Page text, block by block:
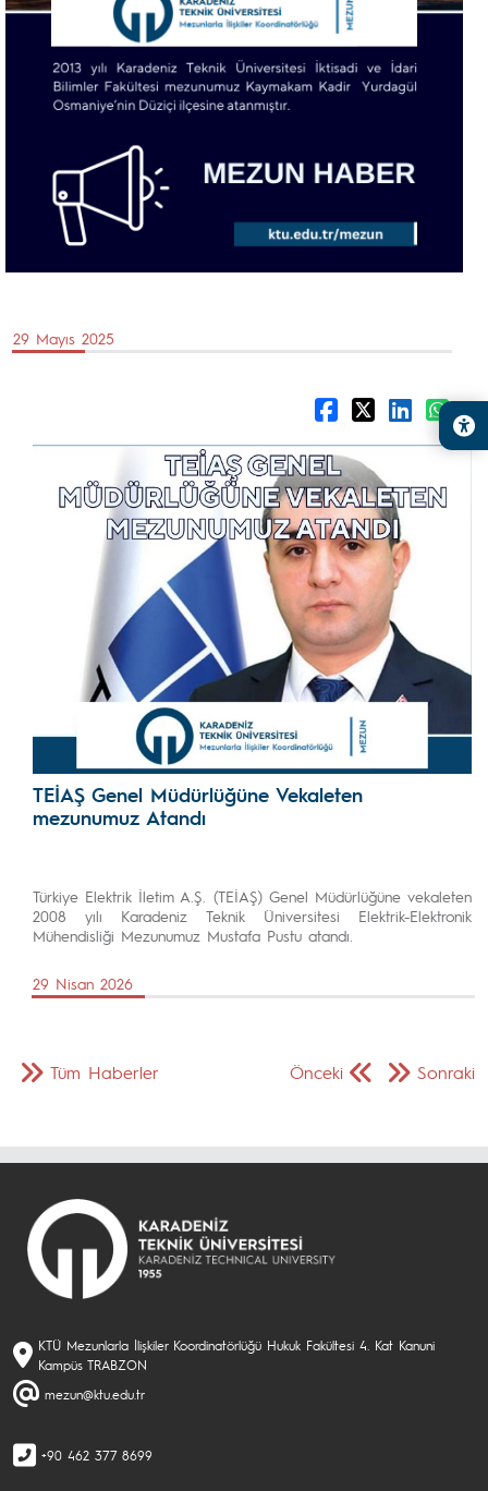
29 Mayıs 2025
TEİAŞ Genel Müdürlüğüne Vekaleten
mezunumuz Atandı
Türkiye Elektrik İletim A.Ş. (TEİAŞ) Genel Müdürlüğüne vekaleten
2008 yılı Karadeniz Teknik Üniversitesi Elektrik-Elektronik
Mühendisliği Mezunumuz Mustafa Pustu atandı.
29 Nisan 2026
Önceki Sonraki
Tüm Haberler
KTÜ Mezunlarla İlişkiler Koordinatörlüğü Hukuk Fakültesi 4. Kat Kanuni
Kampüs TRABZON
mezun@ktu.edu.tr
+90 462 377 8699